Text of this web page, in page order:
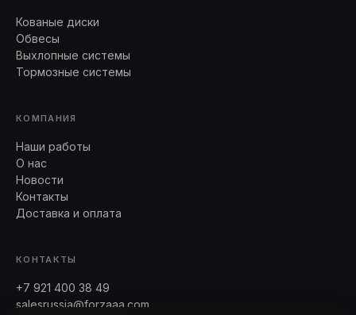
Кованые диски
Обвесы
Выхлопные системы
Тормозные системы
КОМПАНИЯ
Наши работы
О нас
Новости
Контакты
Доставка и оплата
КОНТАКТЫ
+7 921 400 38 49
salesrussia@forzaaa.com